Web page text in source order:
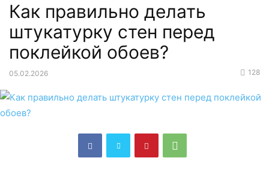
Как правильно делать
штукатурку стен перед
поклейкой обоев?
05.02.2026 128